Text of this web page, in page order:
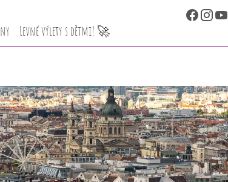
Levné výlety s dětmi! 🚀